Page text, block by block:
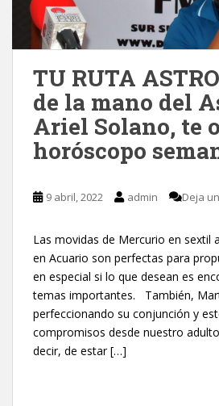
TU RUTA
de la mano del
Ariel Solano, te
horóscopo
9 abril, 2022 admin Deja
Las movidas de Mercurio en sextil
en Acuario son perfectas para
en especial si lo que desean es
temas importantes. También,
perfeccionando su conjunción y
compromisos desde nuestro
decir, de estar […]